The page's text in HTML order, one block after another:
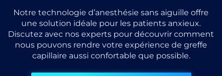
Notre technologie d’anesthésie sans aiguille offre
une solution idéale pour les patients anxieux.
Discutez avec nos experts pour découvrir comment
nous pouvons rendre votre expérience de greffe
capillaire aussi confortable que possible.